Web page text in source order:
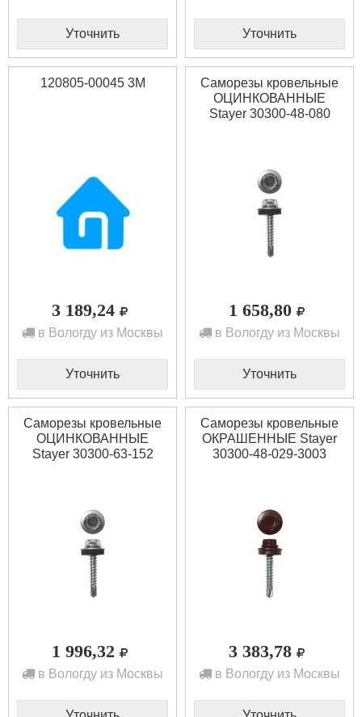
Уточнить Уточнить
120805-00045 3M
3 189,24
в Вологду из Москвы
Уточнить
Саморезы кровельные
ОЦИНКОВАННЫЕ
Stayer 30300-48-080
1 658,80
в Вологду из Москвы
Уточнить
Саморезы кровельные
ОЦИНКОВАННЫЕ
Stayer 30300-63-152
1 996,32
в Вологду из Москвы
Саморезы кровельные
ОКРАШЕННЫЕ Stayer
30300-48-029-3003
3 383,78
в Вологду из Москвы